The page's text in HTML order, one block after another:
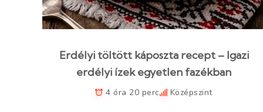
Erdélyi töltött káposzta recept – Igazi
erdélyi ízek egyetlen fazékban
4 óra 20 perc Középszint